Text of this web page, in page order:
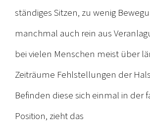
ständiges Sitzen, zu wenig
manchmal auch rein aus
bei vielen Menschen meist über
Zeiträume Fehlstellungen der
Befinden diese sich einmal in der
Position, zieht das